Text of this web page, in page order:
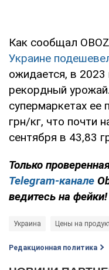
Как сообщал
Украине
ожидается, в 2023
рекордный
супермаркетах ее
грн/кг, что почти
сентября в 43,83
Только
Telegram-канале
ведитесь на фейки!
Украина Цены на
Редакционная политика